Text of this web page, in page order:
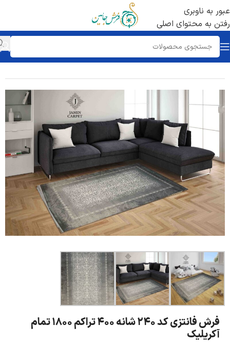
عبور به ناوبری
رفتن به محتوای اصلی
خانه/رنگ
فرش فانتزی کد 240 شانه 400 تراکم 1800 تمام
آکریلیک